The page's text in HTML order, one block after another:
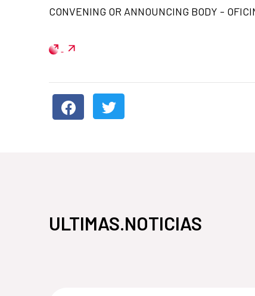
CONVENING OR ANNOUNCING BODY -
ULTIMAS.NOTICIAS